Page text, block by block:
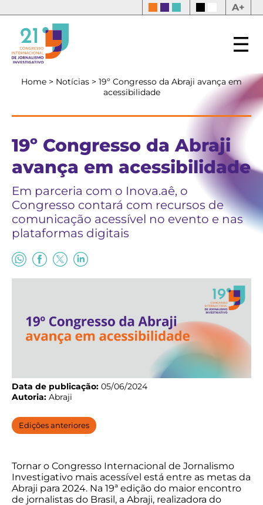
A+
Home > Notícias > 19º Congresso da Abraji avança em
acessibilidade
19º Congresso da Abraji
avança em acessibilidade
Em parceria com o Inova.aê, o
Congresso contará com recursos de
comunicação acessível no evento e nas
plataformas digitais
Data de publicação: 05/06/2024
Autoria: Abraji
Edições anteriores
Tornar o Congresso Internacional de Jornalismo
Investigativo mais acessível está entre as metas da
Abraji para 2024. Na 19ª edição do maior encontro
de jornalistas do Brasil, a Abraji, realizadora do